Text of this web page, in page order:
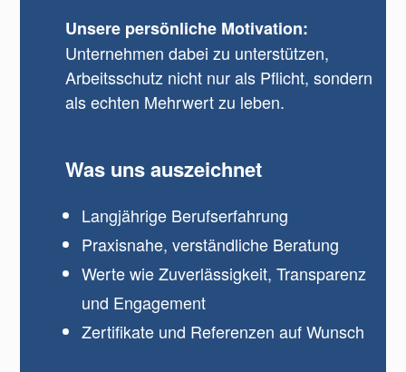
Unsere persönliche Motivation:
Unternehmen dabei zu unterstützen,
Arbeitsschutz nicht nur als Pflicht, sondern
als echten Mehrwert zu leben.
Was uns auszeichnet
Langjährige Berufserfahrung
Praxisnahe, verständliche Beratung
Werte wie Zuverlässigkeit, Transparenz
und Engagement
Zertifikate und Referenzen auf Wunsch